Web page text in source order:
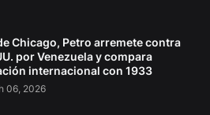
Chicago, Petro arremete contra
por Venezuela y compara
internacional con 1933
06, 2026